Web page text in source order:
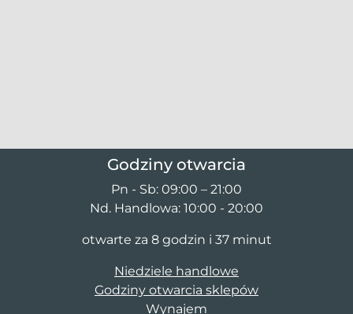
Godziny otwarcia
Pn - Sb: 09:00 – 21:00
Nd. Handlowa: 10:00 - 20:00
otwarte za 8 godzin i 37 minut
Niedziele handlowe
Godziny otwarcia sklepów
Wynajem